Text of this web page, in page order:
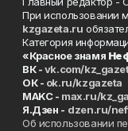
При использовании
kzgazeta.ru
Категория
«Красное знамя
ВК -vk.com/
ОК - ok.ru/kzgazeta
MAKC - max.ru/
Я.Дзен - dzen.ru/
Об использовании